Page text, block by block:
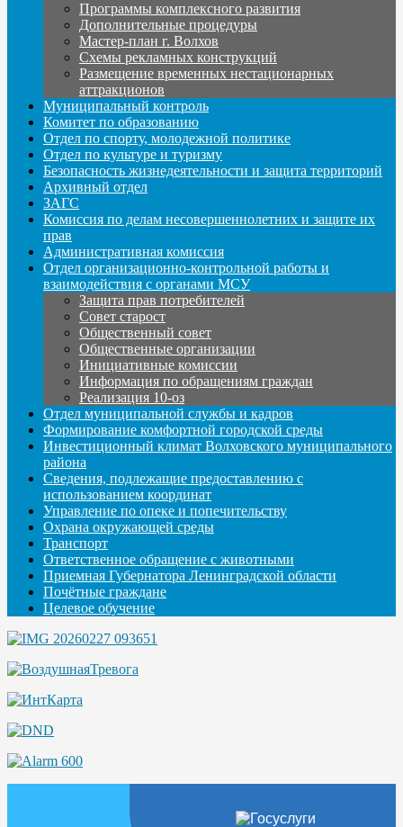
Программы комплексного развития
Дополнительные процедуры
Мастер-план г. Волхов
Схемы рекламных конструкций
Размещение временных нестационарных
аттракционов
Муниципальный контроль
Комитет по образованию
Отдел по спорту, молодежной политике
Отдел по культуре и туризму
Безопасность жизнедеятельности и защита территорий
Архивный отдел
ЗАГС
Комиссия по делам несовершеннолетних и защите их
прав
Административная комиссия
Отдел организационно-контрольной работы и
взаимодействия с органами МСУ
Защита прав потребителей
Совет старост
Общественный совет
Общественные организации
Инициативные комиссии
Информация по обращениям граждан
Реализация 10-оз
Отдел муниципальной службы и кадров
Формирование комфортной городской среды
Инвестиционный климат Волховского муниципального
района
Сведения, подлежащие предоставлению с
использованием координат
Управление по опеке и попечительству
Охрана окружающей среды
Транспорт
Ответственное обращение с животными
Приемная Губернатора Ленинградской области
Почётные граждане
Целевое обучение